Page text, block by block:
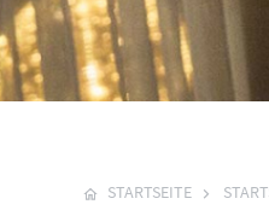
STARTSEITE